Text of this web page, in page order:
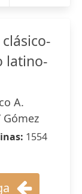
latino-
A.
Gómez
1554